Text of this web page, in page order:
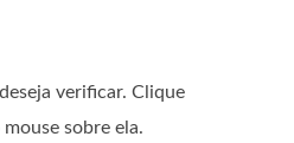
verificar. Clique
sobre ela.